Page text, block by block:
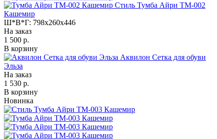
Стиль Тумба Айри ТМ-002
Кашемир
Ш*В*Г: 798x260x446
На заказ
1 500 р.
В корзину
Аквилон Сетка для обуви
Эльза
На заказ
1 530 р.
В корзину
Новинка